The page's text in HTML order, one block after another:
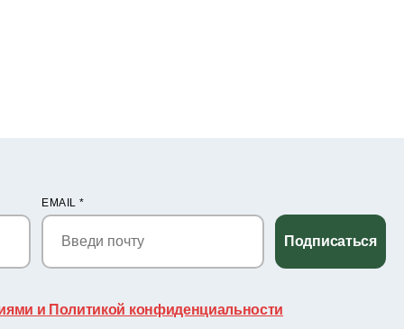
EMAIL*
Подписаться
и Политикой конфиденциальности